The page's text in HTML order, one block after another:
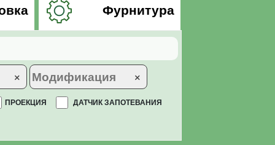
Фурнитура
× ×
ПРОЕКЦИЯ ДАТЧИК ЗАПОТЕВАНИЯ